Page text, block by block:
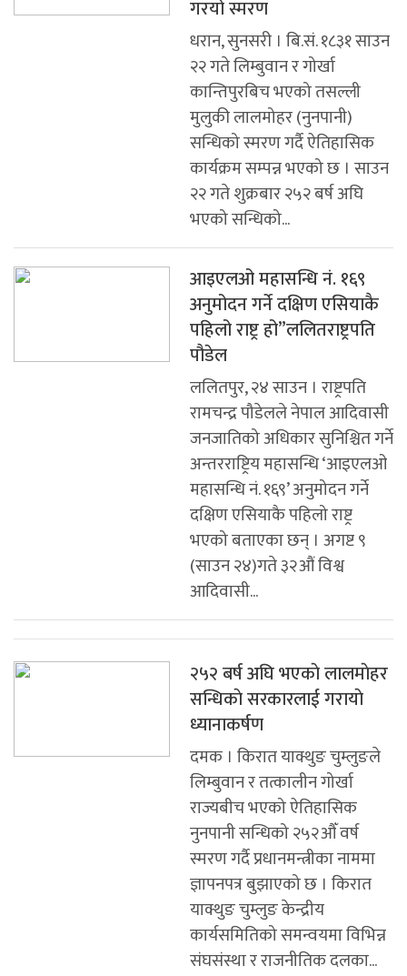
गरयो स्मरण
धरान, सुनसरी । बि.सं. १८३१ साउन
२२ गते लिम्बुवान र गोर्खा
कान्तिपुरबिच भएको तसल्ली
मुलुकी लालमोहर (नुनपानी)
सन्धिको स्मरण गर्दै ऐतिहासिक
कार्यक्रम सम्पन्न भएको छ । साउन
२२ गते शुक्रबार २५२ बर्ष अघि
भएको सन्धिको...
आइएलओ महासन्धि नं. १६९
अनुमोदन गर्ने दक्षिण एसियाकै
पहिलो राष्ट्र हो”ललितराष्ट्रपति
पौडेल
ललितपुर, २४ साउन । राष्ट्रपति
रामचन्द्र पौडेलले नेपाल आदिवासी
जनजातिको अधिकार सुनिश्चित गर्ने
अन्तरराष्ट्रिय महासन्धि ‘आइएलओ
महासन्धि नं. १६९’ अनुमोदन गर्ने
दक्षिण एसियाकै पहिलो राष्ट्र
भएको बताएका छन् । अगष्ट ९
(साउन २४)गते ३२औं विश्व
आदिवासी...
२५२ बर्ष अघि भएकाे लालमाेहर
सन्धिकाे सरकारलाई गरायाे
ध्यानाकर्षण
दमक । किरात याक्थुङ चुम्लुङले
लिम्बुवान र तत्कालीन गोर्खा
राज्यबीच भएको ऐतिहासिक
नुनपानी सन्धिको २५२औँ वर्ष
स्मरण गर्दै प्रधानमन्त्रीका नाममा
ज्ञापनपत्र बुझाएको छ । किरात
याक्थुङ चुम्लुङ केन्द्रीय
कार्यसमितिको समन्वयमा विभिन्न
संघसंस्था र राजनीतिक दलका...